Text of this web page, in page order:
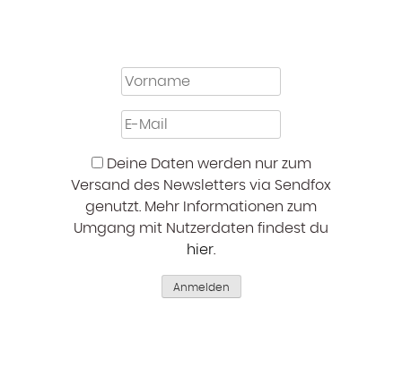
Deine Daten werden nur zum
Versand des Newsletters via Sendfox
genutzt. Mehr Informationen zum
Umgang mit Nutzerdaten findest du
hier
Anmelden